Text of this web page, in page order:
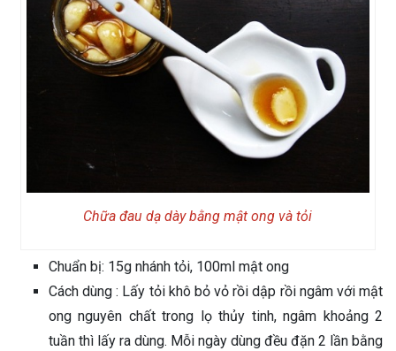
Chữa đau dạ dày bằng mật ong và tỏi
Chuẩn bị: 15g nhánh tỏi, 100ml mật ong
Cách dùng : Lấy tỏi khô bỏ vỏ rồi dập rồi ngâm với mật
ong nguyên chất trong lọ thủy tinh, ngâm khoảng 2
tuần thì lấy ra dùng. Mỗi ngày dùng đều đặn 2 lần bằng